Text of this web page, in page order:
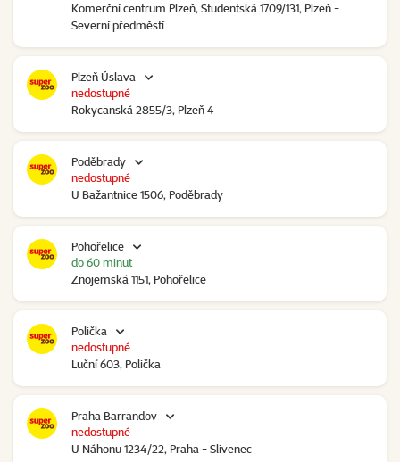
Komerční centrum Plzeň, Studentská 1709/131, Plzeň -
Severní předměstí
Plzeň Úslava
Rokycanská 2855/3, Plzeň 4
nedostupné
Poděbrady
U Bažantnice 1506, Poděbrady
nedostupné
Pohořelice
Znojemská 1151, Pohořelice
do 60 minut
Polička
Luční 603, Polička
nedostupné
Praha Barrandov
U Náhonu 1234/22, Praha - Slivenec
nedostupné